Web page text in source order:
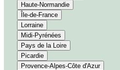
Haute-Normandie
Île-de-France
Lorraine
Midi-Pyrénées
Pays de la Loire
Picardie
Provence-Alpes-Côte d'Azur